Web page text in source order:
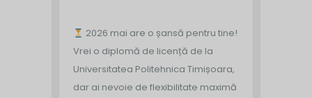
2026 mai are o șansă pentru tine!
Vrei o diplomă de licență de la
Universitatea Politehnica Timișoara,
dar ai nevoie de flexibilitate maximă